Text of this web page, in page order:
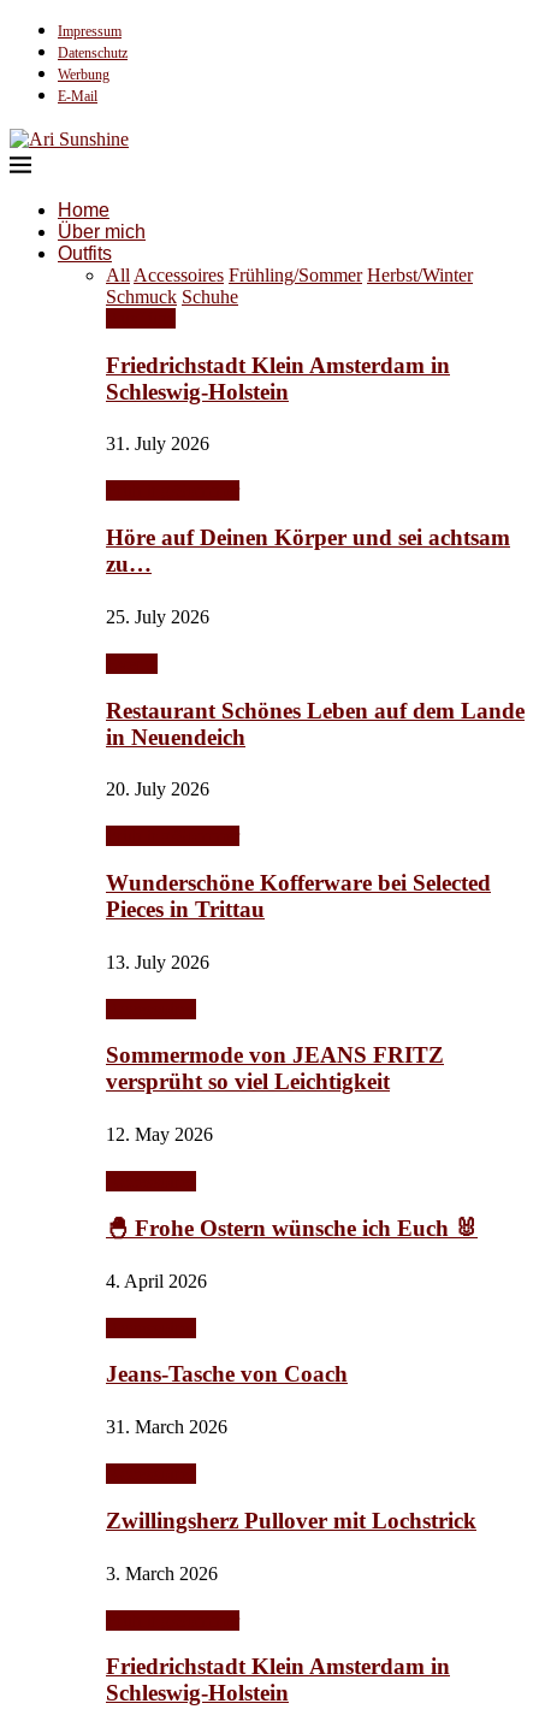
Impressum
Datenschutz
Werbung
E-Mail
Home
Über mich
Outfits
All Accessoires Frühling/Sommer Herbst/Winter
Schmuck Schuhe
Friedrichstadt Klein Amsterdam in
Schleswig-Holstein
31. July 2026
Höre auf Deinen Körper und sei achtsam
zu…
25. July 2026
Restaurant Schönes Leben auf dem Lande
in Neuendeich
20. July 2026
Wunderschöne Kofferware bei Selected
Pieces in Trittau
13. July 2026
Sommermode von JEANS FRITZ
versprüht so viel Leichtigkeit
12. May 2026
🐣 Frohe Ostern wünsche ich Euch 🐰
4. April 2026
Jeans-Tasche von Coach
31. March 2026
Zwillingsherz Pullover mit Lochstrick
3. March 2026
Friedrichstadt Klein Amsterdam in
Schleswig-Holstein